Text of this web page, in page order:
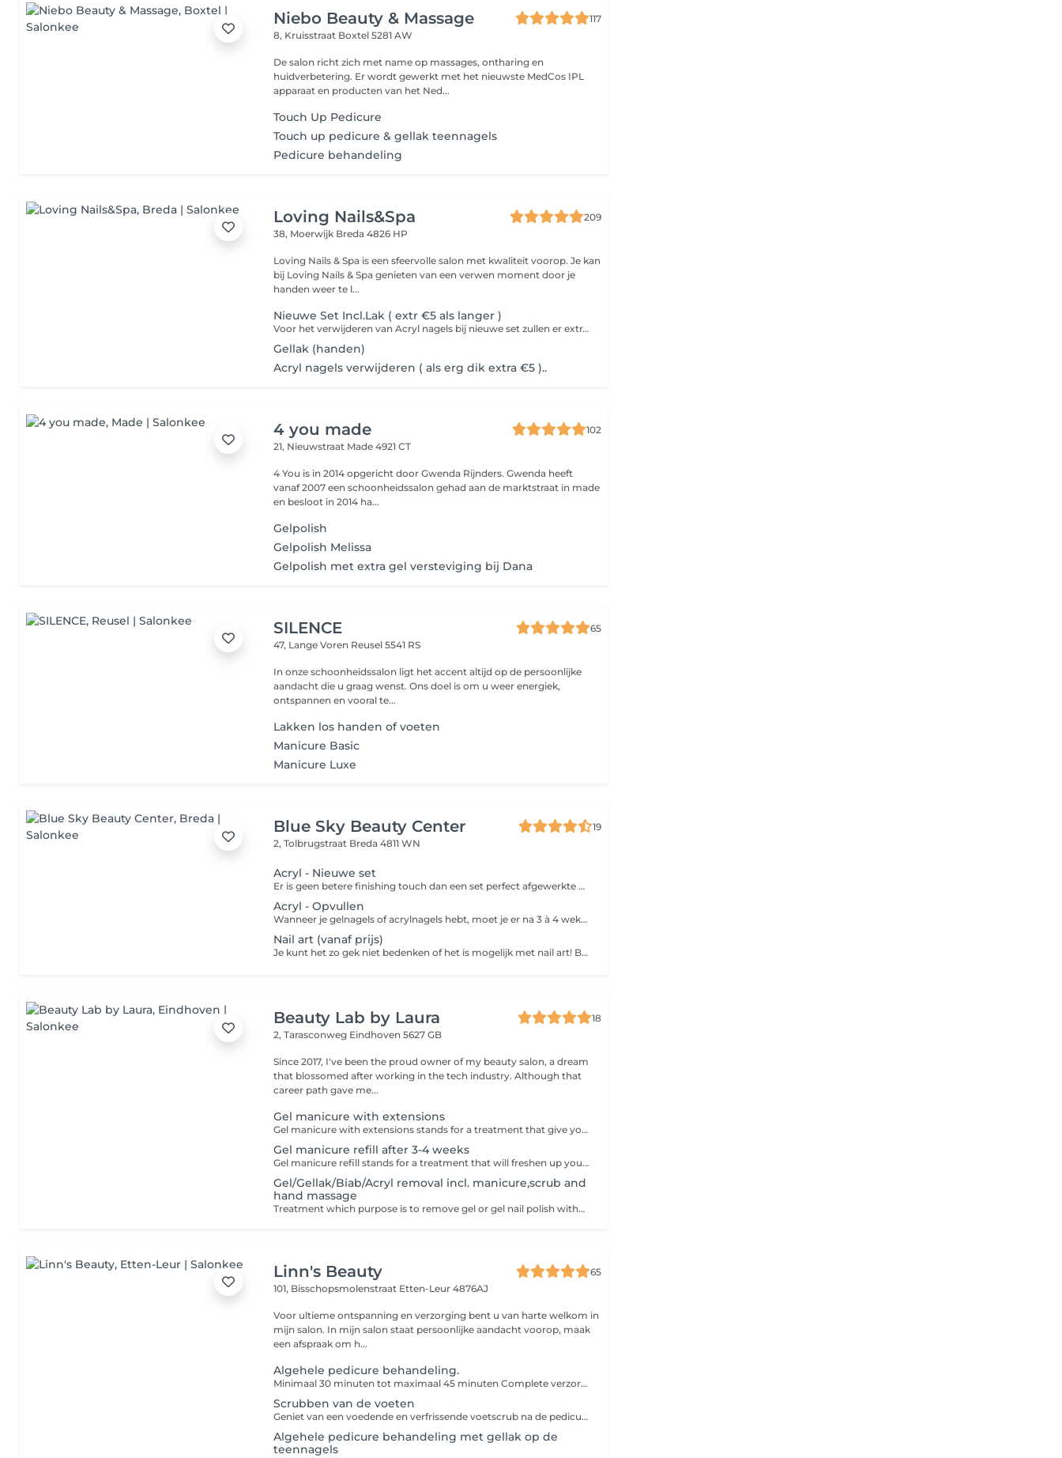
Niebo Beauty & Massage
117
8, Kruisstraat Boxtel 5281 AW
De salon richt zich met name op massages, ontharing en
huidverbetering. Er wordt gewerkt met het nieuwste MedCos IPL
apparaat en producten van het Ned...
Touch Up Pedicure
Touch up pedicure & gellak teennagels
Pedicure behandeling
Loving Nails&Spa
209
38, Moerwijk Breda 4826 HP
Loving Nails & Spa is een sfeervolle salon met kwaliteit voorop. Je kan
bij Loving Nails & Spa genieten van een verwen moment door je
handen weer te l...
Nieuwe Set Incl.Lak ( extr €5 als langer )
Voor het verwijderen van Acryl nagels bij nieuwe set zullen er extra kosten bij komen. van 5,- euro
Gellak (handen)
Acryl nagels verwijderen ( als erg dik extra €5 )..
4 you made
102
21, Nieuwstraat Made 4921 CT
4 You is in 2014 opgericht door Gwenda Rijnders. Gwenda heeft
vanaf 2007 een schoonheidssalon gehad aan de marktstraat in made
en besloot in 2014 ha...
Gelpolish
Gelpolish Melissa
Gelpolish met extra gel versteviging bij Dana
SILENCE
65
47, Lange Voren Reusel 5541 RS
In onze schoonheidssalon ligt het accent altijd op de persoonlijke
aandacht die u graag wenst. Ons doel is om u weer energiek,
ontspannen en vooral te...
Lakken los handen of voeten
Manicure Basic
Manicure Luxe
Blue Sky Beauty Center
19
2, Tolbrugstraat Breda 4811 WN
Acryl - Nieuwe set
Er is geen betere finishing touch dan een set perfect afgewerkte acrylnagels of gelnagels. Deze kunstnagels van acryl of gel kunnen aangebracht worden met of zonder verlenging van je eigen nagels en in alle denkbare kleuren. Versier je nagels met nail art, glitter, een French manicure of nog iets anders, want alles is mogelijk. Bij een babyboom-effect worden je nagels met twee kleuren gelakt. Het verschil met de French manicure is dat er bij babyboom een geleidelijke overloop van roze naar wit is. Bij een French manicure worden je nagels met een zachte kleur roze gelakt met op de nageluiteinden een elegant, strak en wit randje. De kosten van het verwijderen van een oude set bij het plaatsen van een nieuwe bedragen €7.
Acryl - Opvullen
Wanneer je gelnagels of acrylnagels hebt, moet je er na 3 à 4 weken toch echt aan geloven: je kunstnagels groeien mee met je natuurlijke nagels en er ontstaat uitgroei. Laat je kunstnagels dus op tijd opvullen om de ruimte tussen de nagelriem en je kunstnagel bij te werken en om je nagels weer mooi te krijgen.
Nail art (vanaf prijs)
Je kunt het zo gek niet bedenken of het is mogelijk met nail art! Bovendien is het een makkelijke en betaalbare manier om je look net dat beetje extra te geven. Of je nu voor een opvallende animal print gaat, een zelf ontworpen design of voor een subtiel glittertje, nail art maakt een feestje van je nagels.
Beauty Lab by Laura
18
2, Tarasconweg Eindhoven 5627 GB
Since 2017, I've been the proud owner of my beauty salon, a dream
that blossomed after working in the tech industry. Although that
career path gave me...
Gel manicure with extensions
Gel manicure with extensions stands for a treatment that give your nails extra length and shape, with a desired color or nail art.
Gel manicure refill after 3-4 weeks
Gel manicure refill stands for a treatment that will freshen up your outgrowing nails including a new design or a color combined with perfect cuticle manicure.**Recommend for outgrowing gel nails which need a fresh up.**
Gel/Gellak/Biab/Acryl removal incl. manicure,scrub and
hand massage
Treatment which purpose is to remove gel or gel nail polish without hurting your own natural nail in case if you need to completely get rid of your old nail styling,based on filing off the product and smoothing your natural nail finished with scrub and hand massage.
Linn's Beauty
65
101, Bisschopsmolenstraat Etten-Leur 4876AJ
Voor ultieme ontspanning en verzorging bent u van harte welkom in
mijn salon. In mijn salon staat persoonlijke aandacht voorop, maak
een afspraak om h...
Algehele pedicure behandeling.
Minimaal 30 minuten tot maximaal 45 minuten Complete verzorging van de voeten en nagels inclusief verwijderen van eelt en evt makkelijk verwijderbare likdoorn. U kunt uw Algehele Pedicure behandeling uitbreiden met: Voeten scrub (5,-) MethodA opschoning en behandeling van aangedane (verzwakte) schimmel/kalknagels (vanaf 15,-) Compleet wellness arrangement met warm voetenbad & massage van voeten en onderbenen. (€39,95) Een pedicure behandeling duurt 30 tot maximaal 45 minuten. Indien er meer tijd nodig is gaat dit per 10 minuten €12,50
Scrubben van de voeten
Geniet van een voedende en verfrissende voetscrub na de pedicure behandeling. Met een voetscrub verwijder je oude en dode huidcellen. Deze scrub combineert de verfrissende effecten van orchidee met de voedende kracht van jasmijn en maakt de huid zijdezacht.
Algehele pedicure behandeling met gellak op de
teennagels